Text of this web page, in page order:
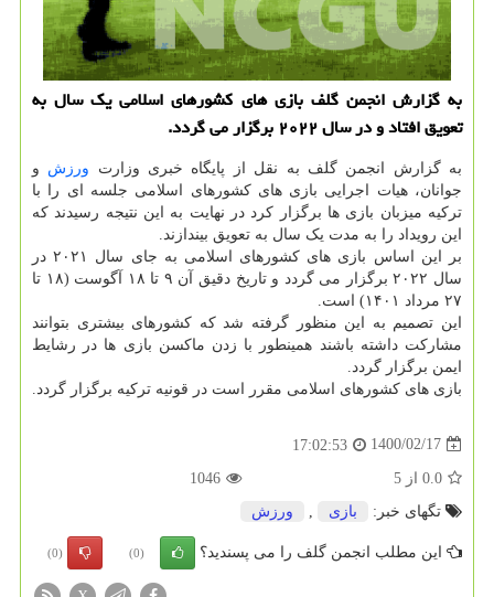
به گزارش انجمن گلف بازی های کشورهای اسلامی یک سال به
تعویق افتاد و در سال ۲۰۲۲ برگزار می گردد.
به گزارش انجمن گلف به نقل از پایگاه خبری وزارت ورزش و
جوانان، هیات اجرایی بازی های کشورهای اسلامی جلسه ای را با
ترکیه میزبان بازی ها برگزار کرد در نهایت به این نتیجه رسیدند که
این رویداد را به مدت یک سال به تعویق بیندازند.
بر این اساس بازی های کشورهای اسلامی به جای سال ۲۰۲۱ در
سال ۲۰۲۲ برگزار می گردد و تاریخ دقیق آن ۹ تا ۱۸ آگوست (۱۸ تا
۲۷ مرداد ۱۴۰۱) است.
این تصمیم به این منظور گرفته شد که کشورهای بیشتری بتوانند
مشارکت داشته باشند همینطور با زدن ماکسن بازی ها در رشایط
ایمن برگزار گردد.
بازی های کشورهای اسلامی مقرر است در قونیه ترکیه برگزار گردد.
1400/02/17
17:02:53
0.0 از 5
1046
تگهای خبر:
بازی ورزش
این مطلب انجمن گلف را می پسندید؟ (0)
(0)